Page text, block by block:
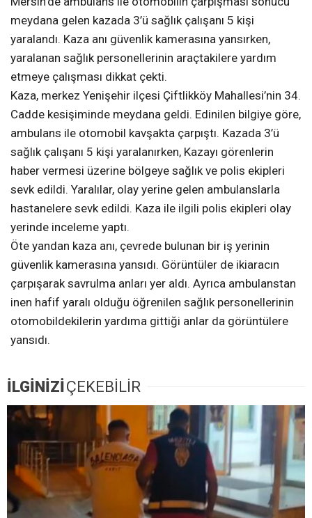
meydana gelen kazada 3’ü sağlık çalışanı 5 kişi
yaralandı. Kaza anı güvenlik kamerasına yansırken,
yaralanan sağlık personellerinin araçtakilere yardım
etmeye çalışması dikkat çekti.
Kaza, merkez Yenişehir ilçesi Çiftlikköy Mahallesi’nin 34.
Cadde kesişiminde meydana geldi. Edinilen bilgiye göre,
ambulans ile otomobil kavşakta çarpıştı. Kazada 3’ü
sağlık çalışanı 5 kişi yaralanırken, Kazayı görenlerin
haber vermesi üzerine bölgeye sağlık ve polis ekipleri
sevk edildi. Yaralılar, olay yerine gelen ambulanslarla
hastanelere sevk edildi. Kaza ile ilgili polis ekipleri olay
yerinde inceleme yaptı.
Öte yandan kaza anı, çevrede bulunan bir iş yerinin
güvenlik kamerasına yansıdı. Görüntüler de ikiaracın
çarpışarak savrulma anları yer aldı. Ayrıca ambulanstan
inen hafif yaralı olduğu öğrenilen sağlık personellerinin
otomobildekilerin yardıma gittiği anlar da görüntülere
yansıdı.
İLGİNİZİÇEKEBİLİR